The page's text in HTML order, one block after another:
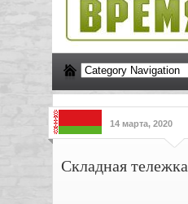
14 марта, 2020
Складная тележка